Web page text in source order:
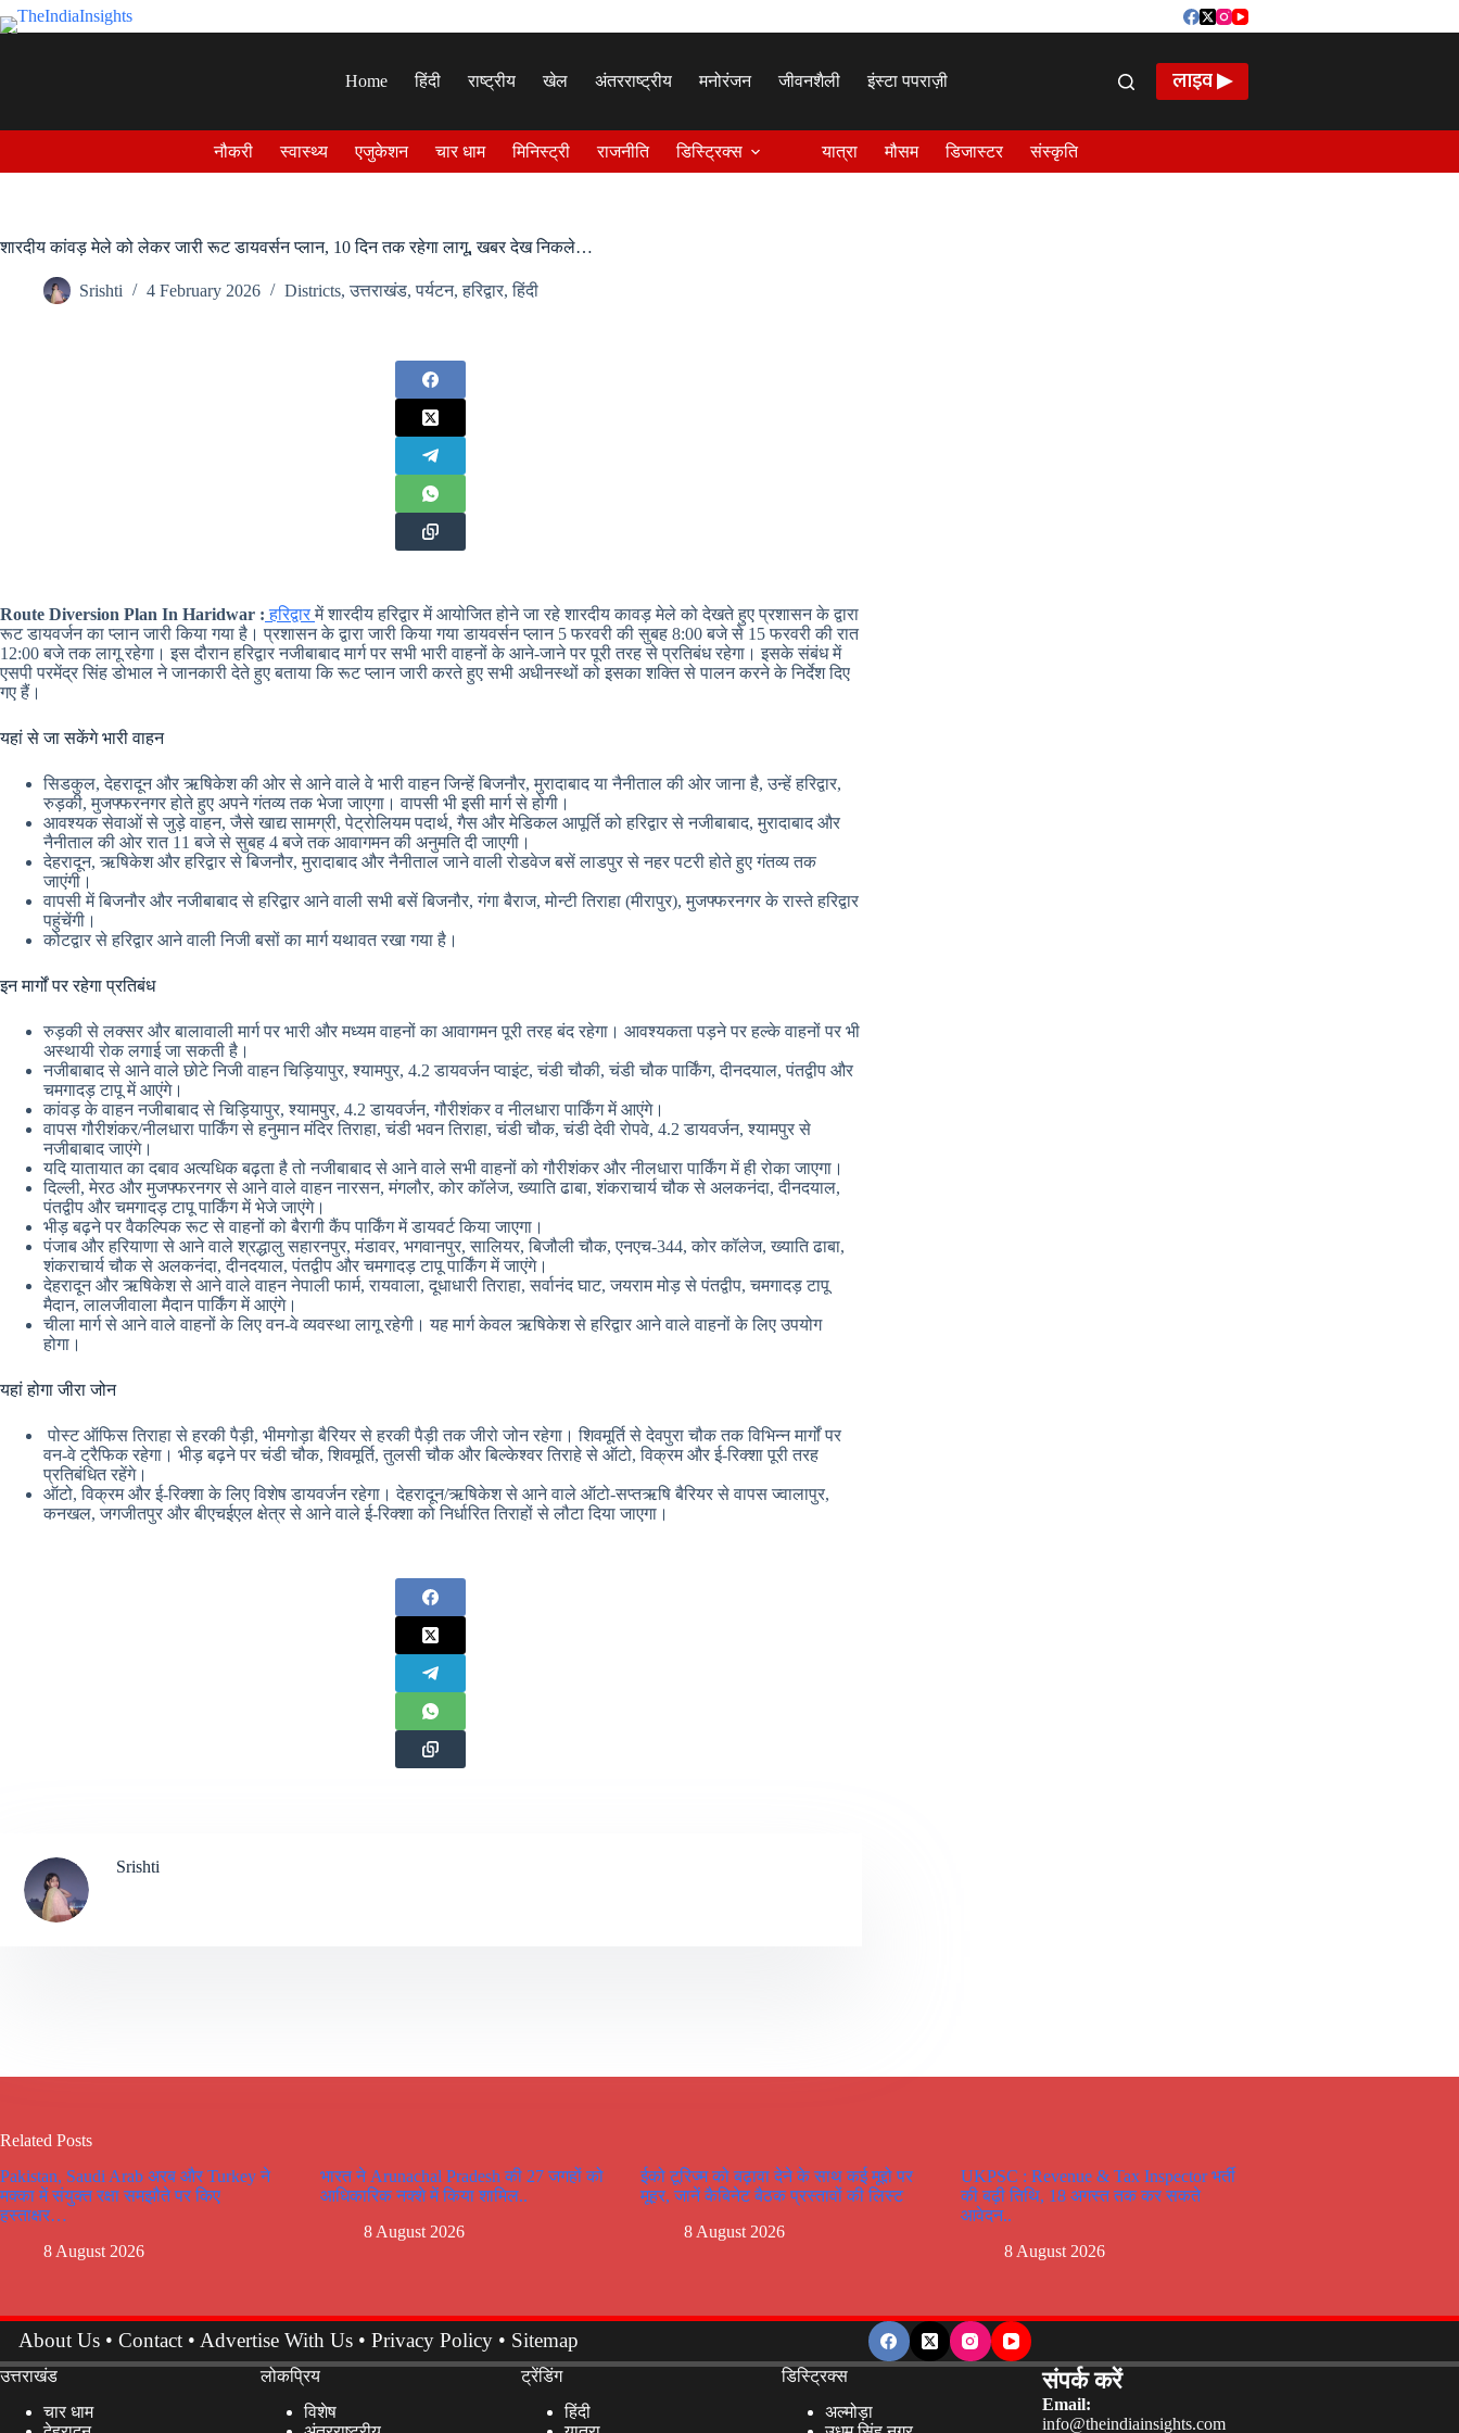
Skip
to
Home
हिंदी राष्ट्रीय खेल अंतरराष्ट्रीय मनोरंजन जीवनशैली इंस्टा पपराज़ी लाइव ▶
नौकरी स्वास्थ्य एजुकेशन चार धाम मिनिस्ट्री राजनीति डिस्ट्रिक्स यात्रा मौसम डिजास्टर संस्कृति
शारदीय कांवड़ मेले को लेकर जारी रूट डायवर्सन प्लान, 10 दिन तक रहेगा लागू, खबर देख निकले…
Srishti 4 February 2026 Districts,उत्तराखंड,पर्यटन,हरिद्वार,हिंदी
Route Diversion Plan In Haridwar : हरिद्वारमें शारदीय हरिद्वार में आयोजित होने जा रहे शारदीय कावड़ मेले को देखते हुए प्रशासन के द्वारा
रूट डायवर्जन का प्लान जारी किया गया है। प्रशासन के द्वारा जारी किया गया डायवर्सन प्लान 5 फरवरी की सुबह 8:00 बजे से 15 फरवरी की रात
12:00 बजे तक लागू रहेगा। इस दौरान हरिद्वार नजीबाबाद मार्ग पर सभी भारी वाहनों के आने-जाने पर पूरी तरह से प्रतिबंध रहेगा। इसके संबंध में
एसपी परमेंद्र सिंह डोभाल ने जानकारी देते हुए बताया कि रूट प्लान जारी करते हुए सभी अधीनस्थों को इसका शक्ति से पालन करने के निर्देश दिए
गए हैं।
यहां से जा सकेंगे भारी वाहन
सिडकुल, देहरादून और ऋषिकेश की ओर से आने वाले वे भारी वाहन जिन्हें बिजनौर, मुरादाबाद या नैनीताल की ओर जाना है, उन्हें हरिद्वार,
रुड़की, मुजफ्फरनगर होते हुए अपने गंतव्य तक भेजा जाएगा। वापसी भी इसी मार्ग से होगी।
आवश्यक सेवाओं से जुड़े वाहन, जैसे खाद्य सामग्री, पेट्रोलियम पदार्थ, गैस और मेडिकल आपूर्ति को हरिद्वार से नजीबाबाद, मुरादाबाद और
नैनीताल की ओर रात 11 बजे से सुबह 4 बजे तक आवागमन की अनुमति दी जाएगी।
देहरादून, ऋषिकेश और हरिद्वार से बिजनौर, मुरादाबाद और नैनीताल जाने वाली रोडवेज बसें लाडपुर से नहर पटरी होते हुए गंतव्य तक
जाएंगी।
वापसी में बिजनौर और नजीबाबाद से हरिद्वार आने वाली सभी बसें बिजनौर, गंगा बैराज, मोन्टी तिराहा (मीरापुर), मुजफ्फरनगर के रास्ते हरिद्वार
पहुंचेंगी।
कोटद्वार से हरिद्वार आने वाली निजी बसों का मार्ग यथावत रखा गया है।
इन मार्गों पर रहेगा प्रतिबंध
रुड़की से लक्सर और बालावाली मार्ग पर भारी और मध्यम वाहनों का आवागमन पूरी तरह बंद रहेगा। आवश्यकता पड़ने पर हल्के वाहनों पर भी
अस्थायी रोक लगाई जा सकती है।
नजीबाबाद से आने वाले छोटे निजी वाहन चिड़ियापुर, श्यामपुर, 4.2 डायवर्जन प्वाइंट, चंडी चौकी, चंडी चौक पार्किंग, दीनदयाल, पंतद्वीप और
चमगादड़ टापू में आएंगे।
कांवड़ के वाहन नजीबाबाद से चिड़ियापुर, श्यामपुर, 4.2 डायवर्जन, गौरीशंकर व नीलधारा पार्किंग में आएंगे।
वापस गौरीशंकर/नीलधारा पार्किंग से हनुमान मंदिर तिराहा, चंडी भवन तिराहा, चंडी चौक, चंडी देवी रोपवे, 4.2 डायवर्जन, श्यामपुर से
नजीबाबाद जाएंगे।
यदि यातायात का दबाव अत्यधिक बढ़ता है तो नजीबाबाद से आने वाले सभी वाहनों को गौरीशंकर और नीलधारा पार्किंग में ही रोका जाएगा।
दिल्ली, मेरठ और मुजफ्फरनगर से आने वाले वाहन नारसन, मंगलौर, कोर कॉलेज, ख्याति ढाबा, शंकराचार्य चौक से अलकनंदा, दीनदयाल,
पंतद्वीप और चमगादड़ टापू पार्किंग में भेजे जाएंगे।
भीड़ बढ़ने पर वैकल्पिक रूट से वाहनों को बैरागी कैंप पार्किंग में डायवर्ट किया जाएगा।
पंजाब और हरियाणा से आने वाले श्रद्धालु सहारनपुर, मंडावर, भगवानपुर, सालियर, बिजौली चौक, एनएच-344, कोर कॉलेज, ख्याति ढाबा,
शंकराचार्य चौक से अलकनंदा, दीनदयाल, पंतद्वीप और चमगादड़ टापू पार्किंग में जाएंगे।
देहरादून और ऋषिकेश से आने वाले वाहन नेपाली फार्म, रायवाला, दूधाधारी तिराहा, सर्वानंद घाट, जयराम मोड़ से पंतद्वीप, चमगादड़ टापू
मैदान, लालजीवाला मैदान पार्किंग में आएंगे।
चीला मार्ग से आने वाले वाहनों के लिए वन-वे व्यवस्था लागू रहेगी। यह मार्ग केवल ऋषिकेश से हरिद्वार आने वाले वाहनों के लिए उपयोग
होगा।
यहां होगा जीरा जोन
पोस्ट ऑफिस तिराहा से हरकी पैड़ी, भीमगोड़ा बैरियर से हरकी पैड़ी तक जीरो जोन रहेगा। शिवमूर्ति से देवपुरा चौक तक विभिन्न मार्गों पर
वन-वे ट्रैफिक रहेगा। भीड़ बढ़ने पर चंडी चौक, शिवमूर्ति, तुलसी चौक और बिल्केश्वर तिराहे से ऑटो, विक्रम और ई-रिक्शा पूरी तरह
प्रतिबंधित रहेंगे।
ऑटो, विक्रम और ई-रिक्शा के लिए विशेष डायवर्जन रहेगा। देहरादून/ऋषिकेश से आने वाले ऑटो-सप्तऋषि बैरियर से वापस ज्वालापुर,
कनखल, जगजीतपुर और बीएचईएल क्षेत्र से आने वाले ई-रिक्शा को निर्धारित तिराहों से लौटा दिया जाएगा।
Srishti
Related Posts
Pakistan, Saudi Arab अरब और Turkey ने
मक्का में संयुक्त रक्षा समझौते पर किए
हस्ताक्षर…
8 August 2026
भारत ने Arunachal Pradesh की 27 जगहों को
आधिकारिक नक्शे में किया शामिल..
8 August 2026
ईको टूरिज्म को बढ़ावा देने के साथ कई मूद्दो पर
मूहर, जानें कैबिनेट बैठक प्रस्तावों की लिस्ट
8 August 2026
UKPSC : Revenue & Tax Inspector भर्ती
की बढ़ी तिथि, 18 अगस्त तक कर सकते
आवेदन..
8 August 2026
About Us • Contact • Advertise With Us • Privacy Policy • Sitemap
उत्तराखंड
चार धाम
लोकप्रिय
विशेष
ट्रेंडिंग
हिंदी
डिस्ट्रिक्स
अल्मोड़ा
संपर्क करें
Email:
info@theindiainsights.com